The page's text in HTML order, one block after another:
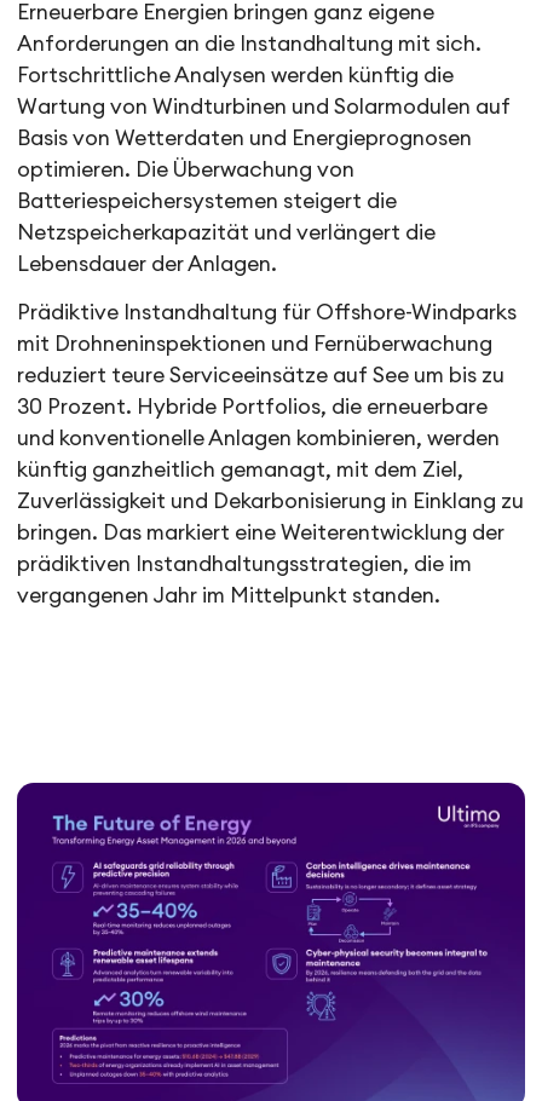
Erneuerbare Energien bringen ganz eigene
Anforderungen an die Instandhaltung mit sich.
Fortschrittliche Analysen werden künftig die
Wartung von Windturbinen und Solarmodulen auf
Basis von Wetterdaten und Energieprognosen
optimieren. Die Überwachung von
Batteriespeichersystemen steigert die
Netzspeicherkapazität und verlängert die
Lebensdauer der Anlagen.
Prädiktive Instandhaltung für Offshore-Windparks
mit Drohneninspektionen und Fernüberwachung
reduziert teure Serviceeinsätze auf See um bis zu
30 Prozent. Hybride Portfolios, die erneuerbare
und konventionelle Anlagen kombinieren, werden
künftig ganzheitlich gemanagt, mit dem Ziel,
Zuverlässigkeit und Dekarbonisierung in Einklang zu
bringen. Das markiert eine Weiterentwicklung der
prädiktiven Instandhaltungsstrategien, die im
vergangenen Jahr im Mittelpunkt standen.